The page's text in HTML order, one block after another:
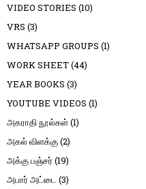
VIDEO STORIES (10)
VRS (3)
WHATSAPP GROUPS (1)
WORK SHEET(44)
YEAR BOOKS (3)
YOUTUBE VIDEOS (1)
அகராதி நூல்கள்(1)
அகல் விளக்கு(2)
அக்கு பஞ்சர் (19)
அபார் அட்டை (3)